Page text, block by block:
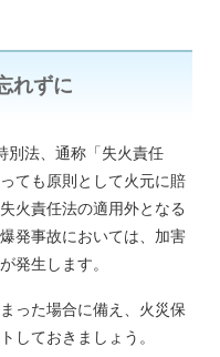
れずに
別法、通称「失火責任
ても原則として火元に賠
火責任法の適用外となる
発事故においては、加害
発生します。
った場合に備え、火災保
しておきましょう。